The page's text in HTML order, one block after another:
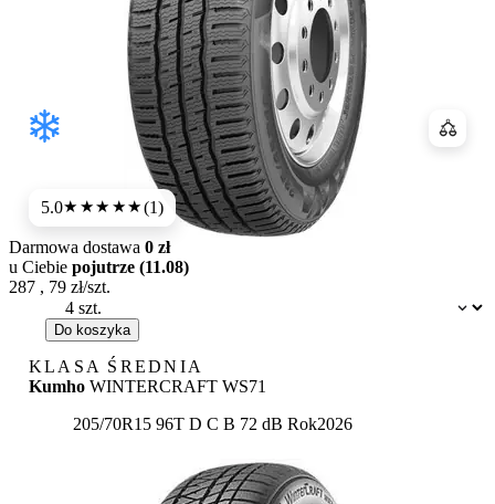
5.0★★★★★(1)
Dostępność:
Darmowa dostawa 0 zł
u Ciebie pojutrze (11.08)
287 , 79 zł/szt.
Do koszyka
KLASA ŚREDNIA
Kumho WINTERCRAFT WS71
205/70R15 96T Etykieta:
D C B 72 dB Rok2026